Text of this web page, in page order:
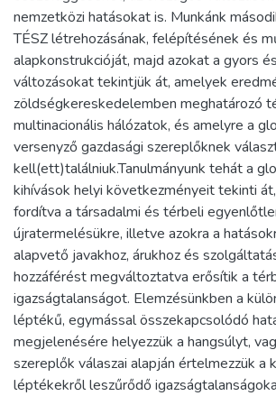
nemzetközi hatásokat is. Munkánk
TÉSZ létrehozásának, felépítésének és
alapkonstrukcióját, majd azokat a gyors
változásokat tekintjük át, amelyek
zöldségkereskedelemben meghatározó
multinacionális hálózatok, és amelyre a
versenyző gazdasági szereplőknek
kell(ett)találniuk.Tanulmányunk tehát a
kihívások helyi következményeit tekinti
fordítva a társadalmi és térbeli
újratermelésükre, illetve azokra a
alapvető javakhoz, árukhoz és
hozzáférést megváltoztatva erősítik a
igazságtalanságot. Elemzésünkben a
léptékű, egymással összekapcsolódó
megjelenésére helyezzük a hangsúlyt,
szereplők válaszai alapján értelmezzük a
léptékekről leszűrődő